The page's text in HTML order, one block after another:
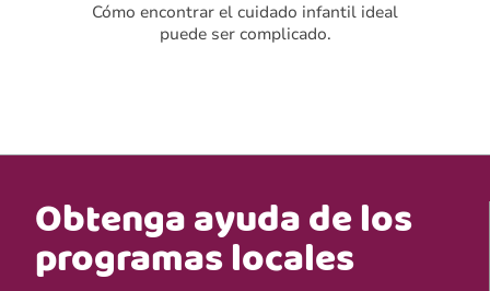
Cómo encontrar el cuidado infantil ideal
puede ser complicado.
Obtenga ayuda de los
programas locales